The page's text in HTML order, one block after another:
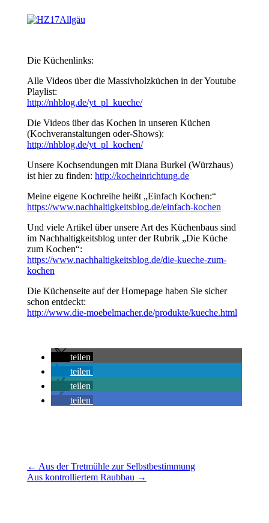
Die Küchenlinks:
Alle Videos über die Massivholzküchen in der Youtube
Playlist:
http://nhblog.de/yt_pl_kueche/
Die Videos über das Kochen in unseren Küchen
(Kochveranstaltungen oder-Shows):
http://nhblog.de/yt_pl_kochen/
Unsere Kochsendungen mit Diana Burkel (Würzhaus)
ist hier zu finden: http://kocheinrichtung.de
Meine eigene Kochreihe heißt „Einfach Kochen:“
https://www.nachhaltigkeitsblog.de/einfach-kochen
Und viele Artikel über unsere Art des Küchenbaus sind
im Nachhaltigkeitsblog unter der Rubrik „Die Küche
zum Kochen“:
https://www.nachhaltigkeitsblog.de/die-kueche-zum-
kochen
Die Küchenseite auf der Homepage haben Sie sicher
schon entdeckt:
http://www.die-moebelmacher.de/produkte/kueche.html
teilen
teilen
teilen
teilen
← Aus der Tretmühle zur Selbstbestimmung
Aus kontrolliertem Raubbau →